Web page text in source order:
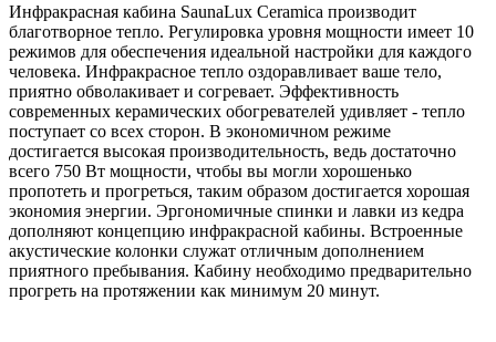
Инфракрасная кабина SaunaLux Ceramica производит
благотворное тепло. Регулировка уровня мощности имеет 10
режимов для обеспечения идеальной настройки для каждого
человека. Инфракрасное тепло оздоравливает ваше тело,
приятно обволакивает и согревает. Эффективность
современных керамических обогревателей удивляет - тепло
поступает со всех сторон. В экономичном режиме
достигается высокая производительность, ведь достаточно
всего 750 Вт мощности, чтобы вы могли хорошенько
пропотеть и прогреться, таким образом достигается хорошая
экономия энергии. Эргономичные спинки и лавки из кедра
дополняют концепцию инфракрасной кабины. Встроенные
акустические колонки служат отличным дополнением
приятного пребывания. Кабину необходимо предварительно
прогреть на протяжении как минимум 20 минут.